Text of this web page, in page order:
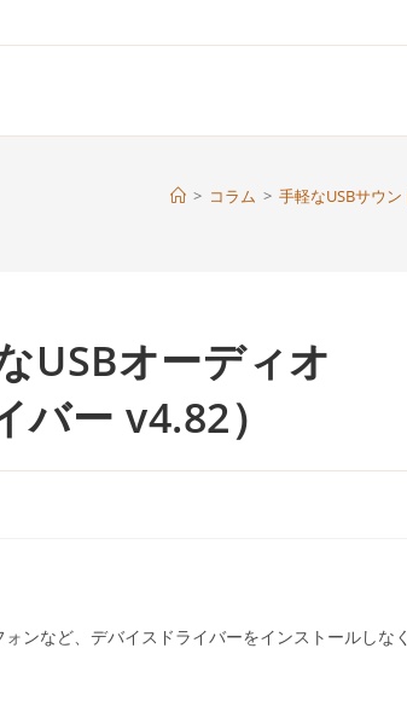
> コラム > 手軽なUSBサウ
USBオーディオ
ー v4.82）
ンなど、デバイスドライバーをインストールしな